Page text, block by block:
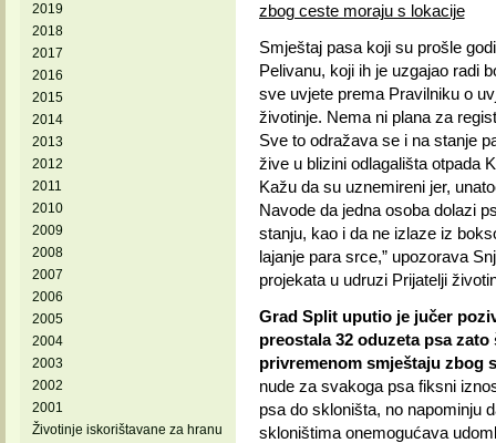
2019
2018
2017
2016
2015
2014
2013
2012
2011
2010
2009
2008
2007
2006
2005
2004
2003
2002
2001
Životinje iskorištavane za hranu
zbog ceste moraju s lokacije
Smještaj pasa koji su prošle
Pelivanu, koji ih je uzgajao radi
sve uvjete prema Pravilniku o
životinje. Nema ni plana za
Sve to odražava se i na stanje
žive u blizini odlagališta otpada
Kažu da su uznemireni jer,
Navode da jedna osoba dolazi
stanju, kao i da ne izlaze iz
lajanje para srce,” upozorava
projekata u udruzi Prijatelji
Grad Split uputio je jučer
preostala 32 oduzeta psa
privremenom smještaju zbog
nude za svakoga psa fiksni
psa do skloništa, no napominju
skloništima onemogućava